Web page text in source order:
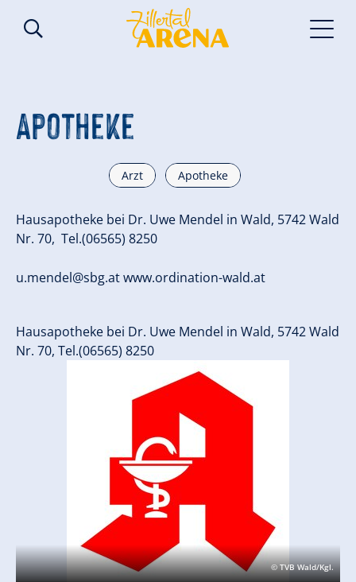
Apotheke
Arzt Apotheke
Hausapotheke bei Dr. Uwe Mendel in Wald, 5742 Wald
Nr. 70, Tel.(06565) 8250
u.mendel@sbg.atwww.ordination-wald.at
Hausapotheke bei Dr. Uwe Mendel in Wald, 5742 Wald
Nr. 70, Tel.(06565) 8250
© TVB Wald/Kgl.